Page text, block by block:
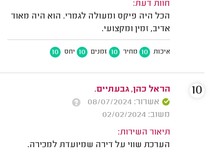
חוות דעת:
הכל היה פיקס ומעולה לגמרי. הוא היה מאוד
אדיב, זמין ומקצועי.
איכות 10 מחיר 10 זמנים 10 יחס 10
הראל כהן, גבעתיים.
אשרור: 08/07/2024
משוב: 02/02/2024
תיאור השירות:
הערכת שווי על דירה שמיועדת למכירה.
10